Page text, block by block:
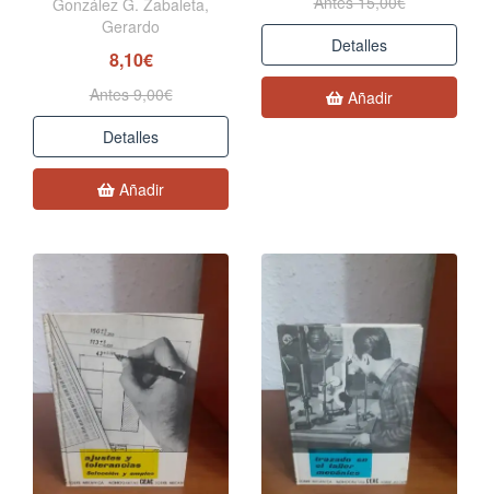
Gerardo
8,10€
Antes 9,00€
Detalles
Añadir
Detalles
Añadir